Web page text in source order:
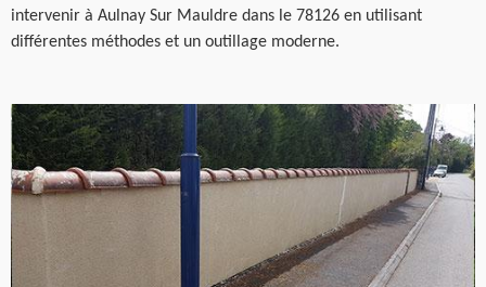
intervenir à Aulnay Sur Mauldre dans le 78126 en utilisant
différentes méthodes et un outillage moderne.